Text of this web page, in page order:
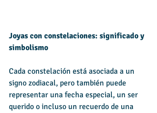
Joyas con constelaciones: significado y
simbolismo
Cada constelación está asociada a un
signo zodiacal, pero también puede
representar una fecha especial, un ser
querido o incluso un recuerdo de una